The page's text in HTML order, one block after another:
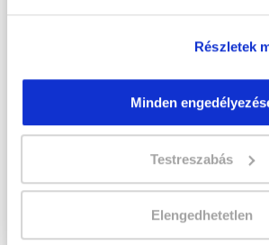
Részletek
Minden
Testreszabás
Elengedhetetlen
igazolványban
adatok alapján
űrlapot!
KÉPZÉSI